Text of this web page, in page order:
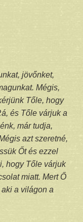
jövőnket,
Mégis,
Tőle, hogy
és Tőle várjuk a
már tudja,
azt szeretné,
Őt és ezzel
hogy Tőle várjuk
miatt. Mert Ő
a világon a